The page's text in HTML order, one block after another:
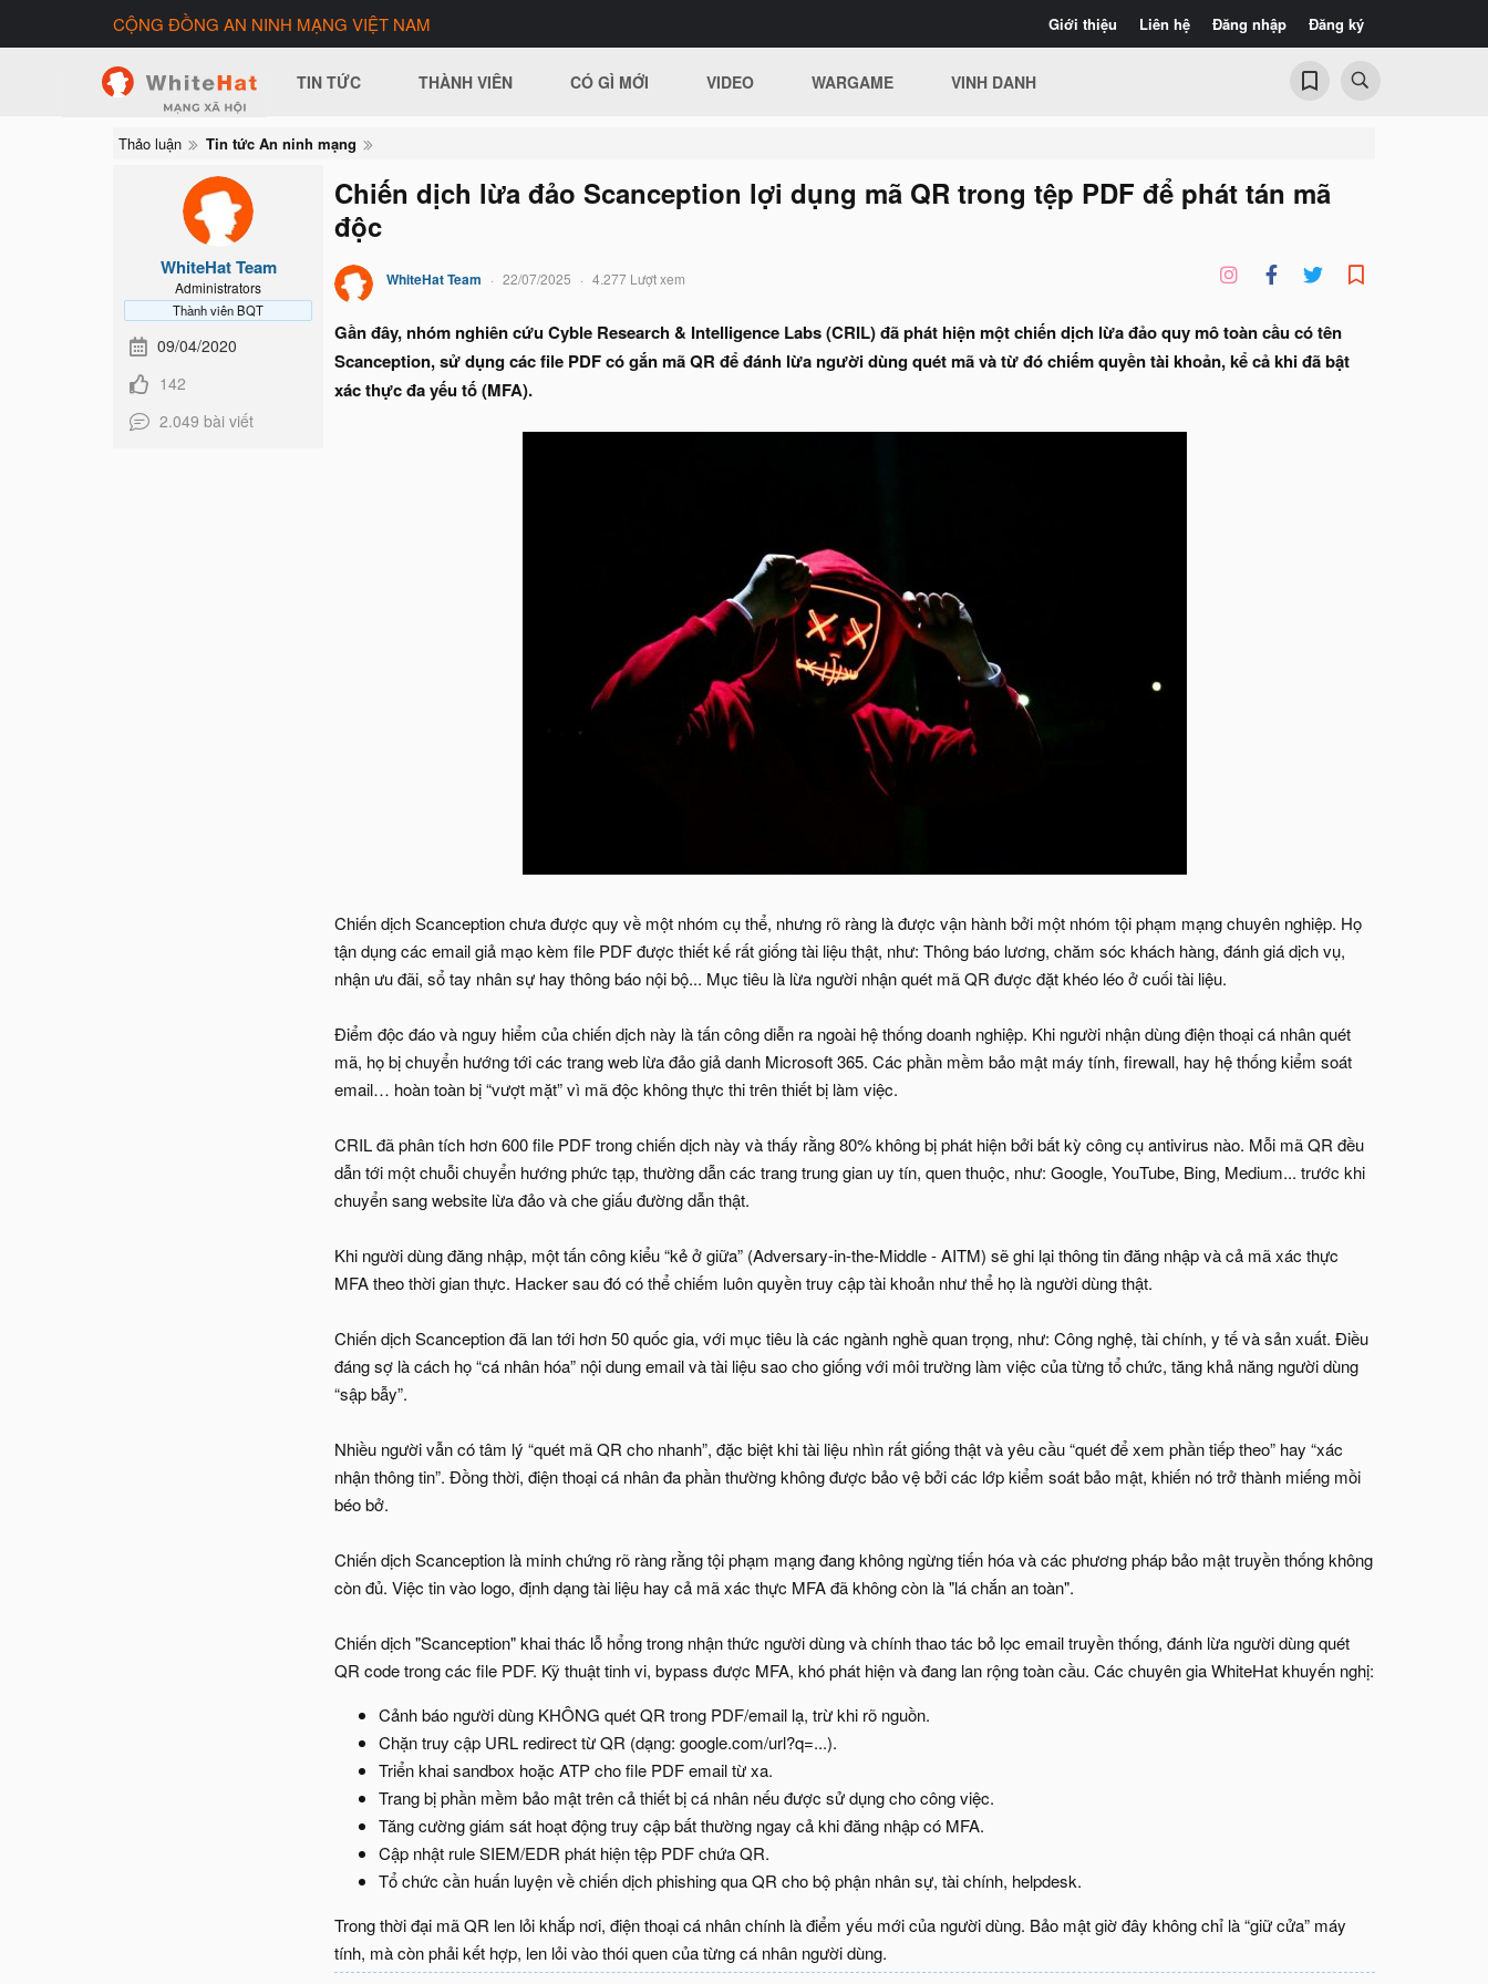
Giới thiệu Liên hệ Đăng nhập Đăng ký
CỘNG ĐỒNG AN NINH MẠNG VIỆT NAM
TIN TỨC THÀNH VIÊN CÓ GÌ MỚI VIDEO WARGAME VINH DANH
Thảo luận Tin tức An ninh mạng
WhiteHat Team
Administrators
Thành viên BQT
09/04/2020
142
2.049 bài viết
Chiến dịch lừa đảo Scanception lợi dụng mã QR trong tệp PDF để phát tán mã
độc
WhiteHat Team 22/07/2025 4.277 Lượt xem
Gần đây, nhóm nghiên cứu Cyble Research & Intelligence Labs (CRIL) đã phát hiện một chiến dịch lừa đảo quy mô toàn cầu có tên
Scanception, sử dụng các file PDF có gắn mã QR để đánh lừa người dùng quét mã và từ đó chiếm quyền tài khoản, kể cả khi đã bật
xác thực đa yếu tố (MFA).
Chiến dịch Scanception chưa được quy về một nhóm cụ thể, nhưng rõ ràng là được vận hành bởi một nhóm tội phạm mạng chuyên nghiệp. Họ
tận dụng các email giả mạo kèm file PDF được thiết kế rất giống tài liệu thật, như: Thông báo lương, chăm sóc khách hàng, đánh giá dịch vụ,
nhận ưu đãi, sổ tay nhân sự hay thông báo nội bộ... Mục tiêu là lừa người nhận quét mã QR được đặt khéo léo ở cuối tài liệu.
Điểm độc đáo và nguy hiểm của chiến dịch này là tấn công diễn ra ngoài hệ thống doanh nghiệp. Khi người nhận dùng điện thoại cá nhân quét
mã, họ bị chuyển hướng tới các trang web lừa đảo giả danh Microsoft 365. Các phần mềm bảo mật máy tính, firewall, hay hệ thống kiểm soát
email… hoàn toàn bị “vượt mặt” vì mã độc không thực thi trên thiết bị làm việc.
CRIL đã phân tích hơn 600 file PDF trong chiến dịch này và thấy rằng 80% không bị phát hiện bởi bất kỳ công cụ antivirus nào. Mỗi mã QR đều
dẫn tới một chuỗi chuyển hướng phức tạp, thường dẫn các trang trung gian uy tín, quen thuộc, như: Google, YouTube, Bing, Medium... trước khi
chuyển sang website lừa đảo và che giấu đường dẫn thật.
Khi người dùng đăng nhập, một tấn công kiểu “kẻ ở giữa” (Adversary-in-the-Middle - AITM) sẽ ghi lại thông tin đăng nhập và cả mã xác thực
MFA theo thời gian thực. Hacker sau đó có thể chiếm luôn quyền truy cập tài khoản như thể họ là người dùng thật.
Chiến dịch Scanception đã lan tới hơn 50 quốc gia, với mục tiêu là các ngành nghề quan trọng, như: Công nghệ, tài chính, y tế và sản xuất. Điều
đáng sợ là cách họ “cá nhân hóa” nội dung email và tài liệu sao cho giống với môi trường làm việc của từng tổ chức, tăng khả năng người dùng
“sập bẫy”.
Nhiều người vẫn có tâm lý “quét mã QR cho nhanh”, đặc biệt khi tài liệu nhìn rất giống thật và yêu cầu “quét để xem phần tiếp theo” hay “xác
nhận thông tin”. Đồng thời, điện thoại cá nhân đa phần thường không được bảo vệ bởi các lớp kiểm soát bảo mật, khiến nó trở thành miếng mồi
béo bở.
Chiến dịch Scanception là minh chứng rõ ràng rằng tội phạm mạng đang không ngừng tiến hóa và các phương pháp bảo mật truyền thống không
còn đủ. Việc tin vào logo, định dạng tài liệu hay cả mã xác thực MFA đã không còn là "lá chắn an toàn".
Chiến dịch "Scanception" khai thác lỗ hổng trong nhận thức người dùng và chính thao tác bỏ lọc email truyền thống, đánh lừa người dùng quét
QR code trong các file PDF. Kỹ thuật tinh vi, bypass được MFA, khó phát hiện và đang lan rộng toàn cầu. Các chuyên gia WhiteHat khuyến nghị:
Cảnh báo người dùng KHÔNG quét QR trong PDF/email lạ, trừ khi rõ nguồn.
Chặn truy cập URL redirect từ QR (dạng: google.com/url?q=...).
Triển khai sandbox hoặc ATP cho file PDF email từ xa.
Trang bị phần mềm bảo mật trên cả thiết bị cá nhân nếu được sử dụng cho công việc.
Tăng cường giám sát hoạt động truy cập bất thường ngay cả khi đăng nhập có MFA.
Cập nhật rule SIEM/EDR phát hiện tệp PDF chứa QR.
Tổ chức cần huấn luyện về chiến dịch phishing qua QR cho bộ phận nhân sự, tài chính, helpdesk.
Trong thời đại mã QR len lỏi khắp nơi, điện thoại cá nhân chính là điểm yếu mới của người dùng. Bảo mật giờ đây không chỉ là “giữ cửa” máy
tính, mà còn phải kết hợp, len lỏi vào thói quen của từng cá nhân người dùng.